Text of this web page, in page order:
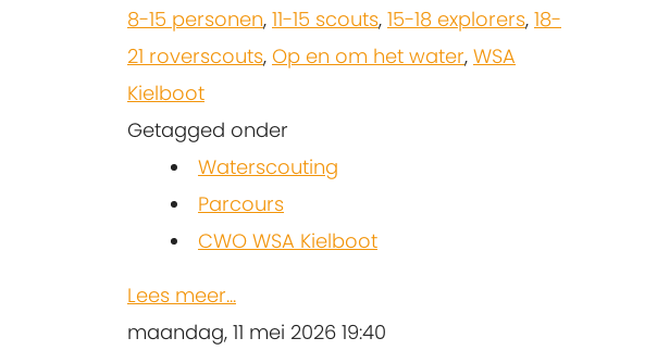
8-15 personen, 11-15 scouts, 15-18 explorers, 18-
21 roverscouts, Op en om het water, WSA
Kielboot
Getagged onder
Waterscouting
Parcours
CWO WSA Kielboot
Lees meer...
maandag, 11 mei 2026 19:40